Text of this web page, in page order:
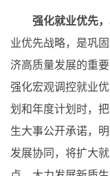
强化就业优先
业优先战略，是巩
济高质量发展的重
强化宏观调控就业
划和年度计划时，
生大事公开承诺，
发展协同，将扩大